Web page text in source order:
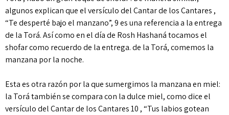
algunos explican que el versículo del Cantar de los Cantares ,
“Te desperté bajo el manzano”, 9 es una referencia a la entrega
de la Torá. Así como en el día de Rosh Hashaná tocamos el
shofar como recuerdo de la entrega. de la Torá, comemos la
manzana por la noche.
Esta es otra razón por la que sumergimos la manzana en miel:
la Torá también se compara con la dulce miel, como dice el
versículo del Cantar de los Cantares 10 , “Tus labios gotean